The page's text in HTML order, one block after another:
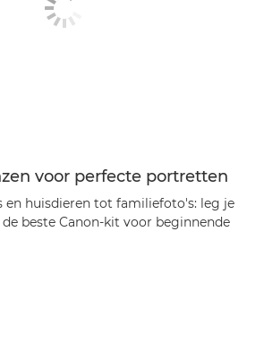
voor perfecte portretten
en huisdieren tot familiefoto's: leg je
beste Canon-kit voor beginnende